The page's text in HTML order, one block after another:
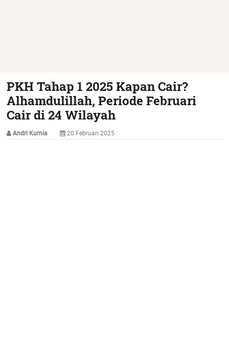
PKH Tahap 1 2025 Kapan Cair?
Alhamdulillah, Periode Februari
Cair di 24 Wilayah
Andri Kurnia 20 Februari 2025